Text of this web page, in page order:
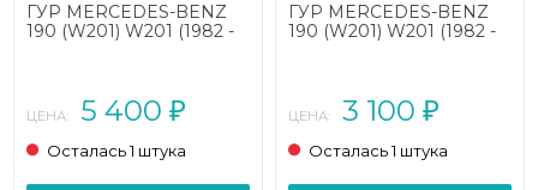
ГУР MERCEDES-BENZ
190 (W201) W201 (1982 -
ЦЕНА: 5 400 ₽
Осталась 1 штука
ГУР MERCEDES-BENZ
190 (W201) W201 (1982 -
ЦЕНА: 3 100 ₽
Осталась 1 штука